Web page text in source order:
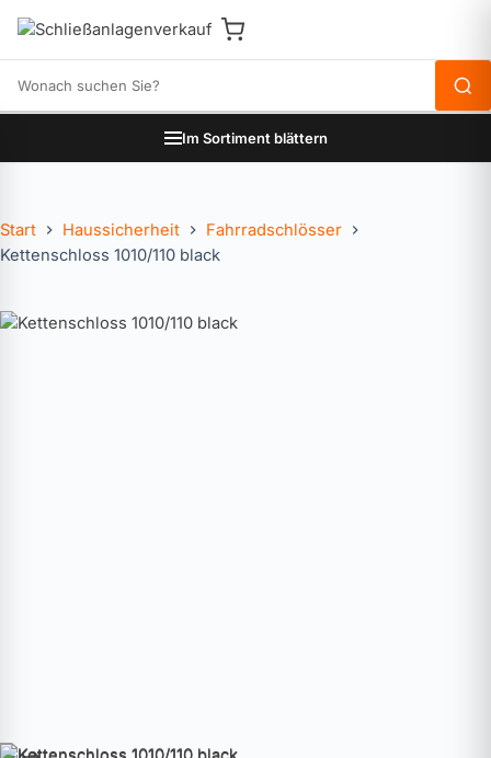
Im Sortiment blättern
Start Haussicherheit
Fahrradschlösser
Kettenschloss 1010/110 black